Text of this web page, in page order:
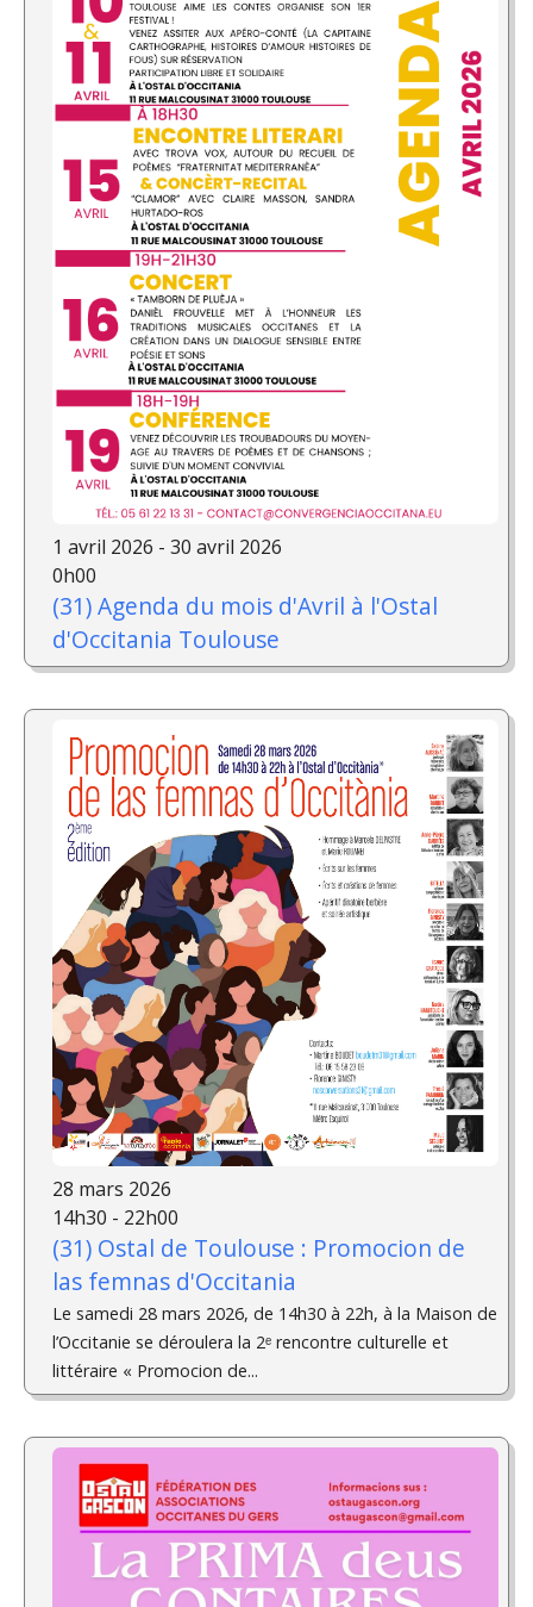
1 avril 2026 - 30 avril 2026
0h00
(31) Agenda du mois d'Avril à l'Ostal
d'Occitania Toulouse
28 mars 2026
14h30 - 22h00
(31) Ostal de Toulouse : Promocion de
las femnas d'Occitania
Le samedi 28 mars 2026, de 14h30 à 22h, à la Maison de
l’Occitanie se déroulera la 2ᵉ rencontre culturelle et
littéraire « Promocion de...